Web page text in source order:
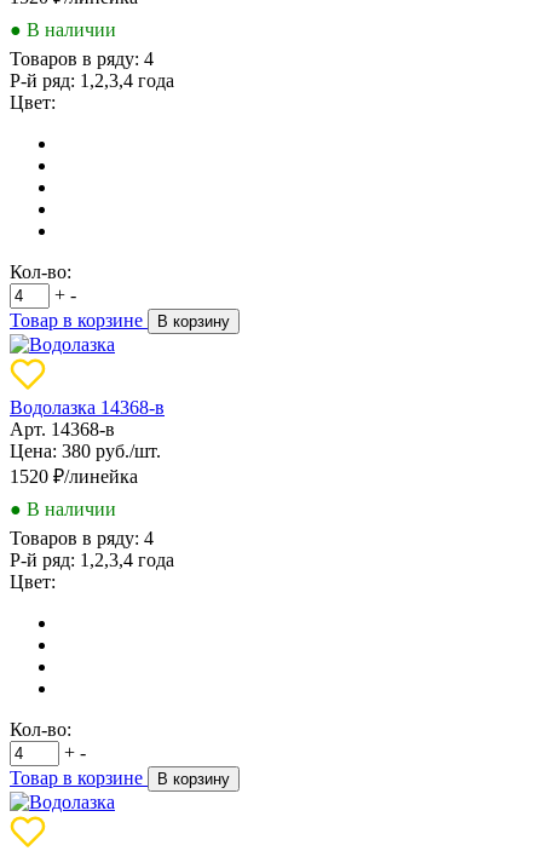
● В наличии
Товаров в ряду: 4
Р-й ряд: 1,2,3,4 года
Цвет:
Кол-во:
+ -
Товар в корзине
В корзину
Водолазка 14368-в
Арт. 14368-в
Цена: 380 руб./шт.
1520 ₽/линейка
● В наличии
Товаров в ряду: 4
Р-й ряд: 1,2,3,4 года
Цвет:
Кол-во:
+ -
Товар в корзине
В корзину